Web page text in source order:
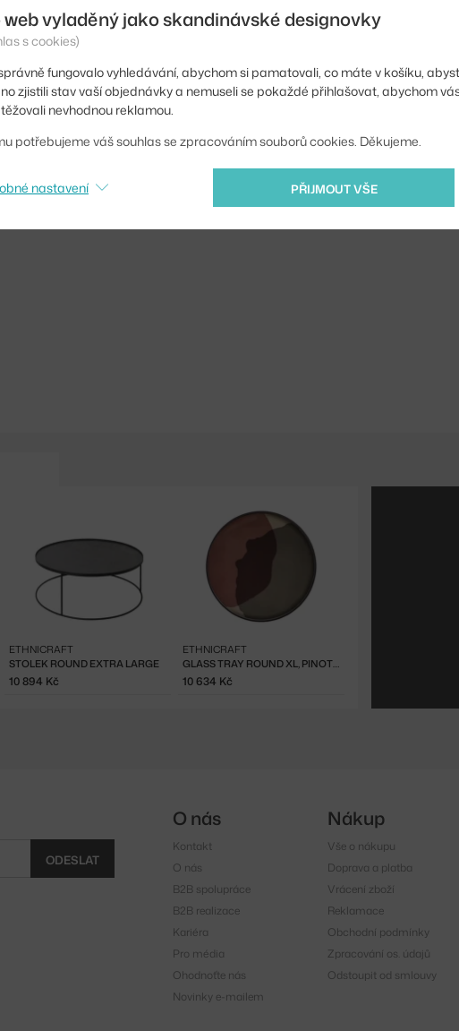
Kód produktu
Ste zo Slovenska? Prejdite
STOLEK ROUND EXTRA LARGE
ETHNICRAFT
10 894 Kč
GLASS TRAY ROUND XL, PINOT COMBINED DOT
ETHNICRAFT
10 634 Kč
web vyladěný jako skandinávské designovky
s cookies)
fungovalo vyhledávání, abychom si pamatovali, co máte v košíku,
zjistili stav vaší objednávky a nemuseli se pokaždé přihlašovat, abychom
nevhodnou reklamou.
potřebujeme váš souhlas se zpracováním souborů cookies. Děkujeme.
PŘIJMOUT VŠE
nastavení
ODESLAT
O nás
Kontakt
O nás
B2B spolupráce
B2B realizace
Kariéra
Pro média
Ohodnoťte nás
Novinky e-mailem
Nákup
Vše o nákupu
Doprava a platba
Vrácení zboží
Reklamace
Obchodní podmínky
Zpracování os. údajů
Odstoupit od smlouvy